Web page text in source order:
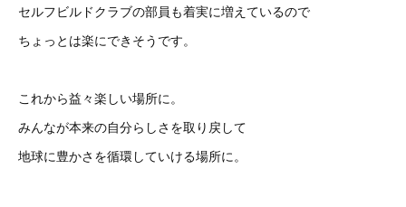
セルフビルドクラブの部員も着実に増えているので
ちょっとは楽にできそうです。
これから益々楽しい場所に。
みんなが本来の自分らしさを取り戻して
地球に豊かさを循環していける場所に。